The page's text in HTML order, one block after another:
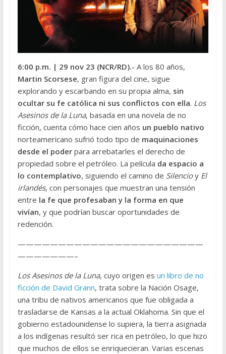
6:00 p.m. | 29 nov 23 (NCR/RD).- A los 80 años,
Martin Scorsese, gran figura del cine, sigue
explorando y escarbando en su propia alma, sin
ocultar su fe católica ni sus conflictos con ella. Los
Asesinos de la Luna, basada en una novela de no
ficción, cuenta cómo hace cien años un pueblo nativo
norteamericano sufrió todo tipo de maquinaciones
desde el poderpara arrebatarles el derecho de
propiedad sobre el petróleo. La película da espacio a
lo contemplativo, siguiendo el camino de Silencioy El
irlandés, con personajes que muestran una tensión
entre la fe que profesaban y la forma en que
vivían, y que podrían buscar oportunidades de
redención.
———————————————————————
———————–
Los Asesinos de la Luna, cuyo origen es un libro de no
ficción de David Grann, trata sobre la Nación Osage,
una tribu de nativos americanos que fue obligada a
trasladarse de Kansas a la actual Oklahoma. Sin que el
gobierno estadounidense lo supiera, la tierra asignada
a los indígenas resultó ser rica en petróleo, lo que hizo
que muchos de ellos se enriquecieran. Varias escenas